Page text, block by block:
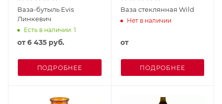
Ваза-бутыль Evis
Линкевич
Есть в наличии: 1
от6 435 руб.
ПОДРОБНЕЕ
Ваза стеклянная Wild
Нет в наличии
от
ПОДРОБНЕЕ